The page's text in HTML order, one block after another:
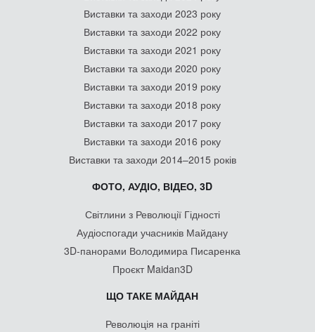
Виставки та заходи 2023 року
Виставки та заходи 2022 року
Виставки та заходи 2021 року
Виставки та заходи 2020 року
Виставки та заходи 2019 року
Виставки та заходи 2018 року
Виставки та заходи 2017 року
Виставки та заходи 2016 року
Виставки та заходи 2014–2015 років
ФОТО, АУДІО, ВІДЕО, 3D
Світлини з Революції Гідності
Аудіоспогади учасників Майдану
3D-панорами Володимира Писаренка
Проєкт Maidan3D
ЩО ТАКЕ МАЙДАН
Революція на граніті